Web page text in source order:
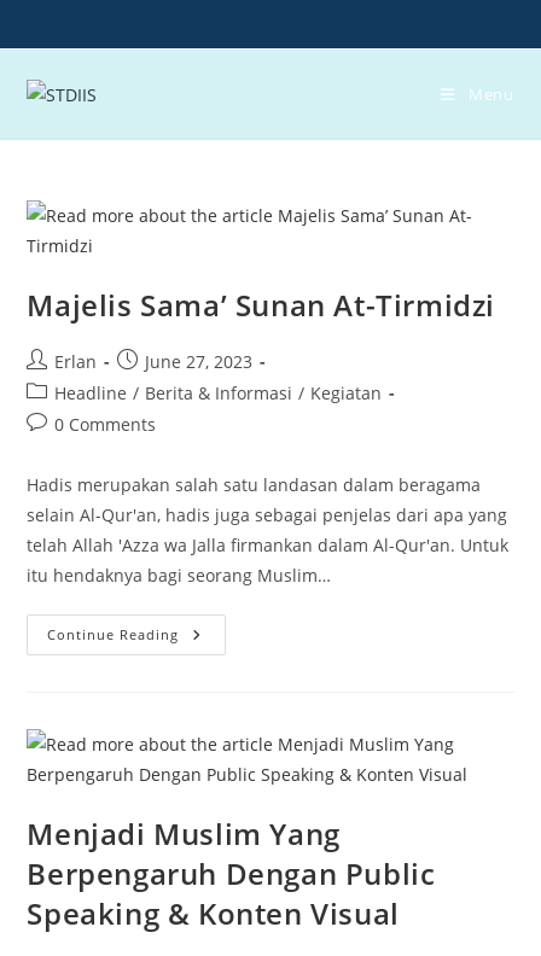
to
content
Menu
Majelis Sama’ Sunan At-Tirmidzi
Post
author:
Erlan
Post
published:
June 27, 2023
Post
category:
Headline / Berita & Informasi / Kegiatan
Post0 Comments
Hadis merupakan salah satu landasan dalam beragama
selain Al-Qur'an, hadis juga sebagai penjelas dari apa yang
telah Allah 'Azza wa Jalla firmankan dalam Al-Qur'an. Untuk
itu hendaknya bagi seorang Muslim…
Continue Reading Majelis
Sama’
Menjadi Muslim Yang
Berpengaruh Dengan Public
Speaking & Konten Visual